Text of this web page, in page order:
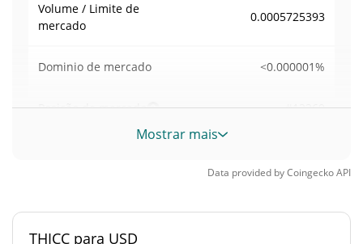
Volume / Limite de
mercado
0.0005725393
Dominio de mercado <0.000001%
Posição de mercado #12269
Mostrar mais
Data provided byCoingeckoAPI
THICC para USD